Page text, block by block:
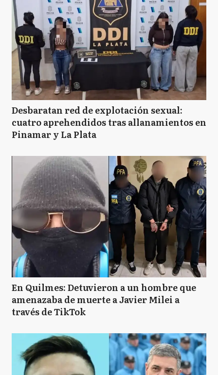
Desbaratan red de explotación sexual:
cuatro aprehendidos tras allanamientos en
Pinamar y La Plata
En Quilmes: Detuvieron a un hombre que
amenazaba de muerte a Javier Milei a
través de TikTok